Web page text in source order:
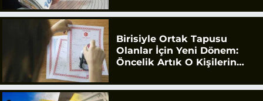
Birisiyle Ortak Tapusu
Olanlar İçin Yeni Dönem:
Öncelik Artık O Kişilerin